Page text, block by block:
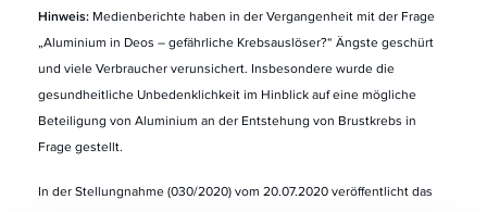
Hinweis: Medienberichte haben in der Vergangenheit mit der Frage
„Aluminium in Deos – gefährliche Krebsauslöser?“ Ängste geschürt
und viele Verbraucher verunsichert. Insbesondere wurde die
gesundheitliche Unbedenklichkeit im Hinblick auf eine mögliche
Beteiligung von Aluminium an der Entstehung von Brustkrebs in
Frage gestellt.
In der Stellungnahme (030/2020) vom 20.07.2020 veröffentlicht das